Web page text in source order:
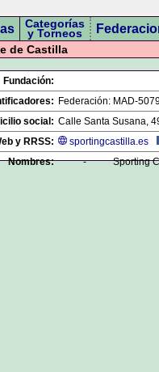
Categorías
y Torneos
de Castilla
Fundación:
Federación: MAD-
social: Calle Santa Susana,
y RRSS:
sportingcastilla.es
Nombres:
- Sporting